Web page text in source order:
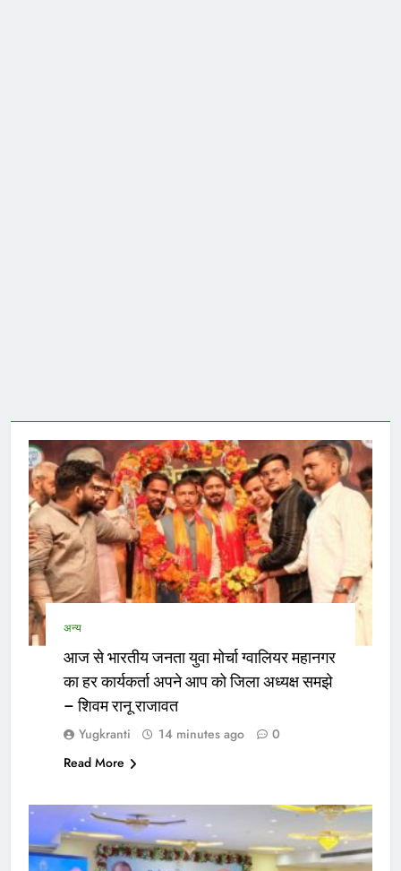
अन्य
आज से भारतीय जनता युवा मोर्चा ग्वालियर महानगर
का हर कार्यकर्ता अपने आप को जिला अध्यक्ष समझे
– शिवम रानू राजावत
Yugkranti 14 minutes ago
0
Read More